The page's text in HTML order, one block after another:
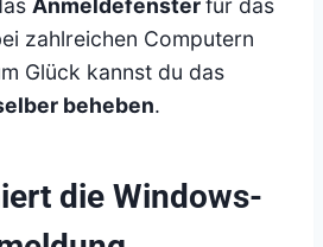
Anmeldefensterfür das
zahlreichen Computern
Glück kannst du das
beheben.
die Windows-